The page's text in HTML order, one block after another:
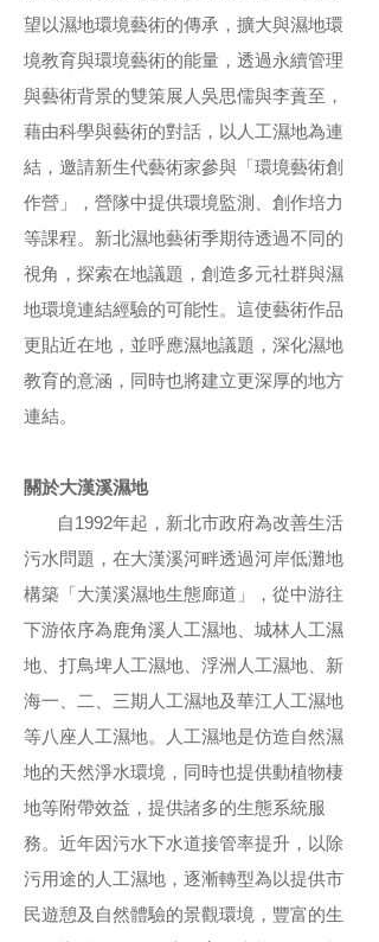
望以濕地環境藝術的傳承，擴大與濕地環
境教育與環境藝術的能量，透過永續管理
與藝術背景的雙策展人吳思儒與李蕢至，
藉由科學與藝術的對話，以人工濕地為連
結，邀請新生代藝術家參與「環境藝術創
作營」，營隊中提供環境監測、創作培力
等課程。新北濕地藝術季期待透過不同的
視角，探索在地議題，創造多元社群與濕
地環境連結經驗的可能性。這使藝術作品
更貼近在地，並呼應濕地議題，深化濕地
教育的意涵，同時也將建立更深厚的地方
連結。
關於大漢溪濕地
自1992年起，新北市政府為改善生活
污水問題，在大漢溪河畔透過河岸低灘地
構築「大漢溪濕地生態廊道」，從中游往
下游依序為鹿角溪人工濕地、城林人工濕
地、打鳥埤人工濕地、浮洲人工濕地、新
海一、二、三期人工濕地及華江人工濕地
等八座人工濕地。人工濕地是仿造自然濕
地的天然淨水環境，同時也提供動植物棲
地等附帶效益，提供諸多的生態系統服
務。近年因污水下水道接管率提升，以除
污用途的人工濕地，逐漸轉型為以提供市
民遊憩及自然體驗的景觀環境，豐富的生